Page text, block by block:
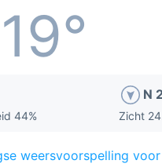
19°
44%
N
Zicht
weersvoorspelling